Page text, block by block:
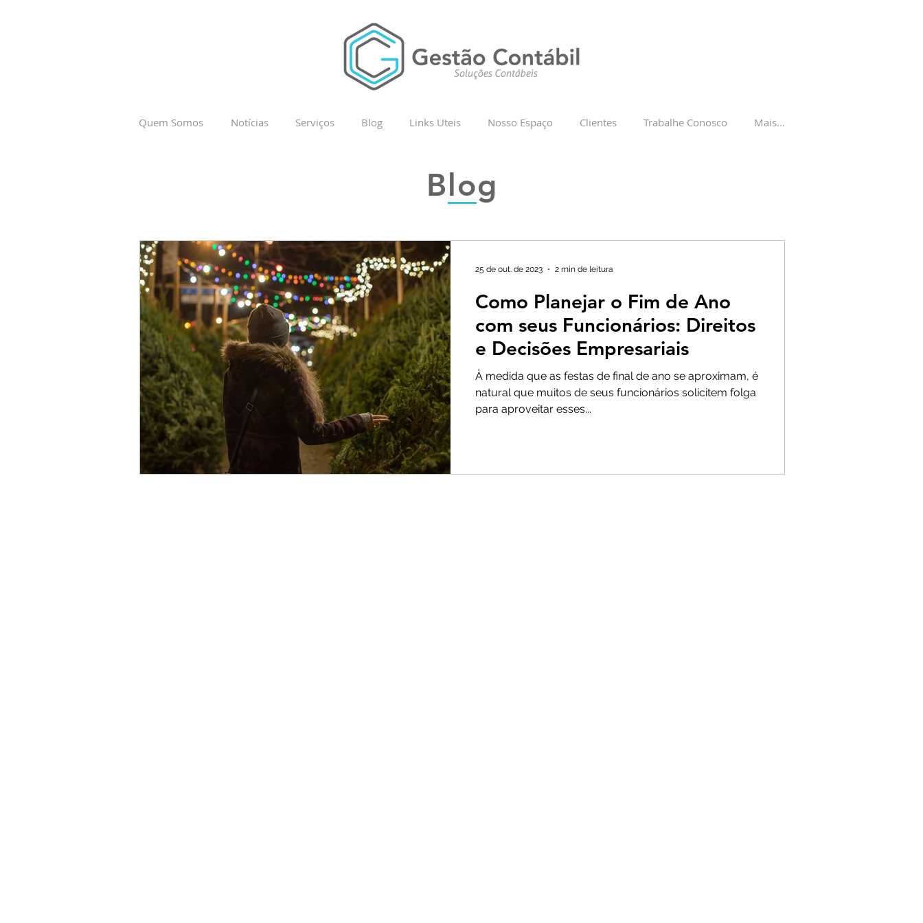
Quem Somos Notícias Serviços Blog Links Uteis Nosso Espaço Clientes Trabalhe Conosco Mais...
Blog
Como Planejar o Fim de Ano
com seus Funcionários: Direitos
e Decisões Empresariais
À medida que as festas de final de ano se aproximam, é
natural que muitos de seus funcionários solicitem folga
para aproveitar esses...
25 de out. de 2023 2 min de leitura